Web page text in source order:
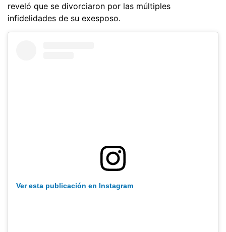
reveló que se divorciaron por las múltiples
infidelidades de su exesposo.
Ver esta publicación en Instagram